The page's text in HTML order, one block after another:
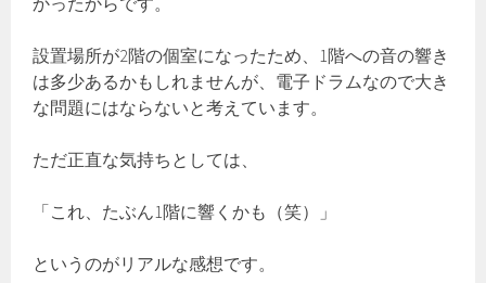
設置場所が2階の個室になったため、1階への音の響き
は多少あるかもしれませんが、電子ドラムなので大き
な問題にはならないと考えています。
ただ正直な気持ちとしては、
「これ、たぶん1階に響くかも（笑）」
というのがリアルな感想です。